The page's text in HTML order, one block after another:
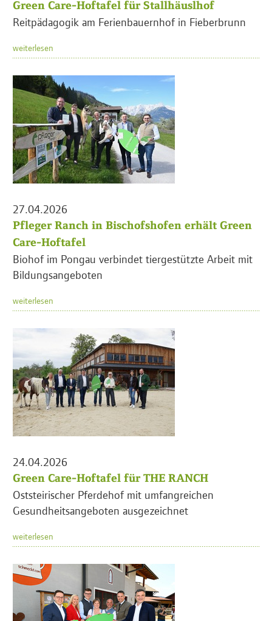
Green Care-Hoftafel für Stallhäuslhof
Reitpädagogik am Ferienbauernhof in Fieberbrunn
weiterlesen
27.04.2026
Pfleger Ranch in Bischofshofen erhält Green
Care-Hoftafel
Biohof im Pongau verbindet tiergestützte Arbeit mit
Bildungsangeboten
weiterlesen
24.04.2026
Green Care-Hoftafel für THE RANCH
Oststeirischer Pferdehof mit umfangreichen
Gesundheitsangeboten ausgezeichnet
weiterlesen